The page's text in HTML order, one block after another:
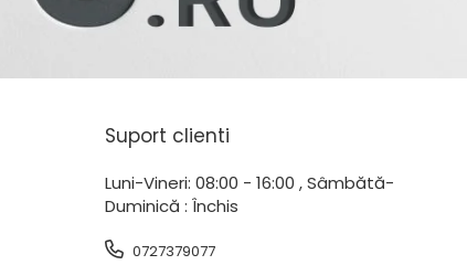
Suport clienti
Luni-Vineri: 08:00 - 16:00 , Sâmbătă-
Duminică : Închis
0727379077